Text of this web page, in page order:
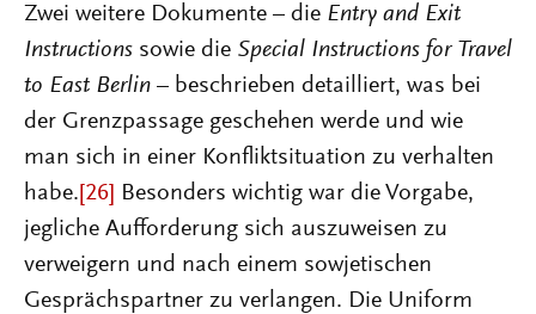
Zwei weitere Dokumente – die Entry and Exit
Instructions sowie die Special Instructions for Travel
to East Berlin – beschrieben detailliert, was bei
der Grenzpassage geschehen werde und wie
man sich in einer Konfliktsituation zu verhalten
habe. [26] Besonders wichtig war die Vorgabe,
jegliche Aufforderung sich auszuweisen zu
verweigern und nach einem sowjetischen
Gesprächspartner zu verlangen. Die Uniform